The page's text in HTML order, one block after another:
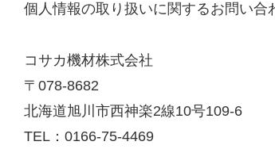
個人情報の取り扱いに関するお問い合
コサカ機材株式会社
〒078-8682
北海道旭川市西神楽2線10号109-6
TEL：0166-75-4469